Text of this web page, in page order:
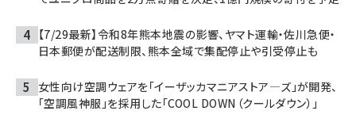
【7/29最新】令和8年熊本地震の影響、ヤマト運輸・佐川急便・
日本郵便が配送制限、熊本全域で集配停止や引受停止も
女性向け空調ウェアを「イーザッカマニアストア―ズ」が開発、
「空調風神服」を採用した「COOL DOWN（クールダウン）」